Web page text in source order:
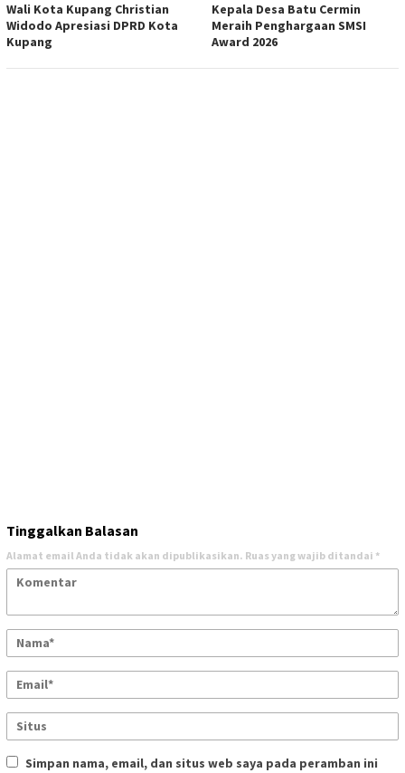
Wali Kota Kupang Christian
Widodo Apresiasi DPRD Kota
Kupang
Kepala Desa Batu Cermin
Meraih Penghargaan SMSI
Award 2026
Tinggalkan Balasan
Alamat email Anda tidak akan dipublikasikan. Ruas yang wajib ditandai *
Simpan nama, email, dan situs web saya pada peramban ini